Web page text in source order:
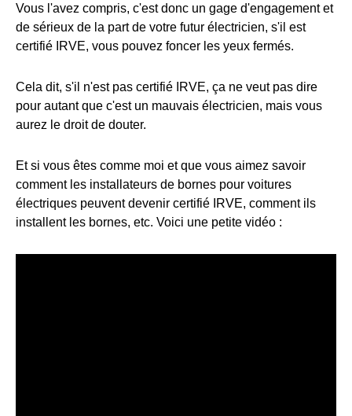
Vous l'avez compris, c'est donc un gage d'engagement et
de sérieux de la part de votre futur électricien, s'il est
certifié IRVE, vous pouvez foncer les yeux fermés.
Cela dit, s'il n'est pas certifié IRVE, ça ne veut pas dire
pour autant que c'est un mauvais électricien, mais vous
aurez le droit de douter.
Et si vous êtes comme moi et que vous aimez savoir
comment les installateurs de bornes pour voitures
électriques peuvent devenir certifié IRVE, comment ils
installent les bornes, etc. Voici une petite vidéo :